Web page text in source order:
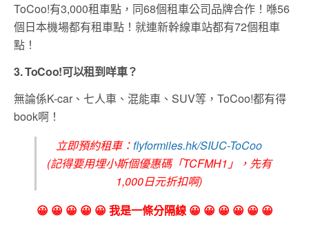
ToCoo!有3,000租車點，同68個租車公司品牌合作！喺56
個日本機場都有租車點！就連新幹線車站都有72個租車
點！
3. ToCoo!可以租到咩車？
無論係K-car、七人車、混能車、SUV等，ToCoo!都有得
book啊！
立即預約租車：flyformiles.hk/SIUC-ToCoo
(記得要用埋小斯個優惠碼「TCFMH1」，先有
1,000日元折扣啊)
😀 😀 😀 😀 😀 我是一條分隔線 😀 😀 😀 😀 😀 😀